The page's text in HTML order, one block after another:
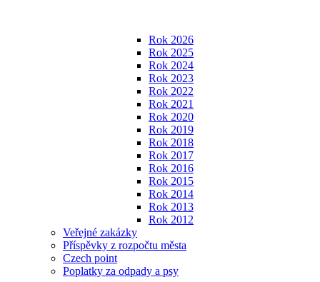
Rok 2026
Rok 2025
Rok 2024
Rok 2023
Rok 2022
Rok 2021
Rok 2020
Rok 2019
Rok 2018
Rok 2017
Rok 2016
Rok 2015
Rok 2014
Rok 2013
Rok 2012
Veřejné zakázky
Příspěvky z rozpočtu města
Czech point
Poplatky za odpady a psy